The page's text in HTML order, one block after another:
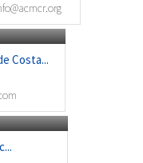
Costa...